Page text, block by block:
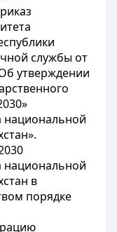
службы от
утверждении
национальной
национальной
в
порядке